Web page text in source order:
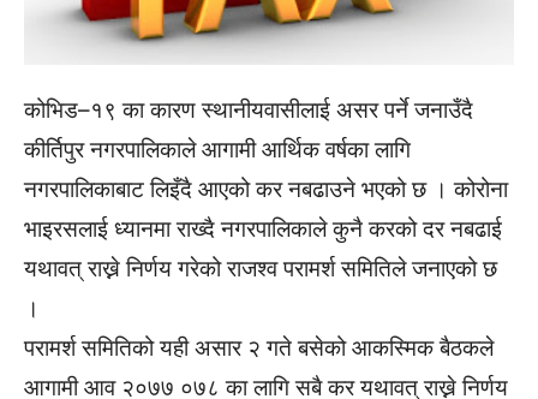
कोभिड–१९ का कारण स्थानीयवासीलाई असर पर्ने जनाउँदै
कीर्तिपुर नगरपालिकाले आगामी आर्थिक वर्षका लागि
नगरपालिकाबाट लिइँदै आएको कर नबढाउने भएको छ । कोरोना
भाइरसलाई ध्यानमा राख्दै नगरपालिकाले कुनै करको दर नबढाई
यथावत् राख्ने निर्णय गरेको राजश्व परामर्श समितिले जनाएको छ
।
परामर्श समितिको यही असार २ गते बसेको आकस्मिक बैठकले
आगामी आव २०७७ ०७८ का लागि सबै कर यथावत् राख्ने निर्णय